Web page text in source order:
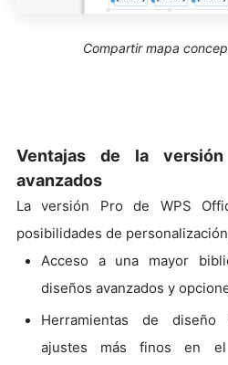
Compartir mapa
Ventajas de la
avanzados
La versión Pro de WPS
posibilidades de
Acceso a una mayor
diseños avanzados y
Herramientas de diseño
ajustes más finos en